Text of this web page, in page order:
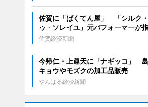
佐賀に「ばくてん屋」 「シルク
ゥ・ソレイユ」元パフォーマーが
佐賀経済新聞
今帰仁・上運天に「ナギッコ」
キョウやモズクの加工品販売
やんばる経済新聞